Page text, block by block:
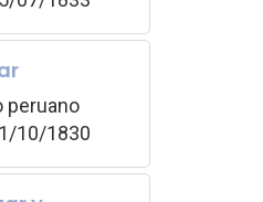
peruano
10/1830